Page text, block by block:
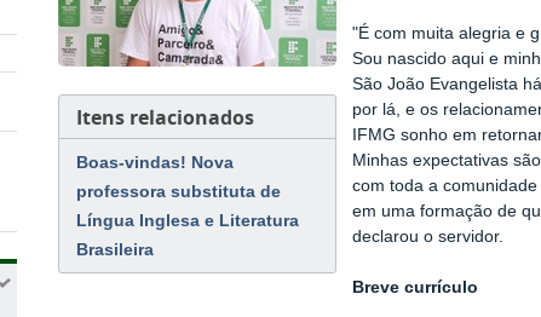
Itens relacionados
Boas-vindas! Nova
professora substituta de
Língua Inglesa e Literatura
Brasileira
"É com muita alegria e
Sou nascido aqui e
São João Evangelista
por lá, e os
IFMG sonho em
Minhas expectativas
com toda a comunidade
em uma formação de
declarou o servidor.
Breve currículo